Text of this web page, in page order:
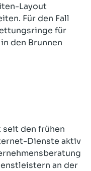
Layout
Für den Fall
für
den Brunnen
seit den frühen
Dienste aktiv
an der